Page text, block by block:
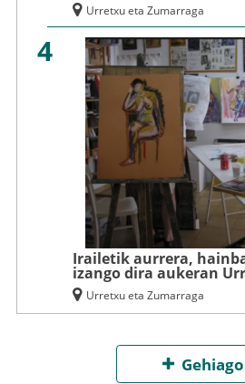
Urretxu eta Zumarraga
4
Irailetik aurrera,
izango dira aukeran
Urretxu eta Zumarraga
Gehiago